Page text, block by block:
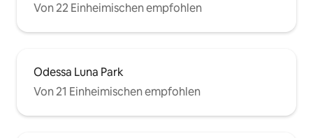
Von 22 Einheimischen empfohlen
Odessa Luna Park
Von 21 Einheimischen empfohlen